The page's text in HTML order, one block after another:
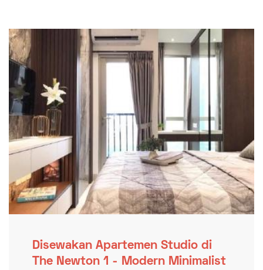
Disewakan Apartemen Studio di
The Newton 1 - Modern Minimalist